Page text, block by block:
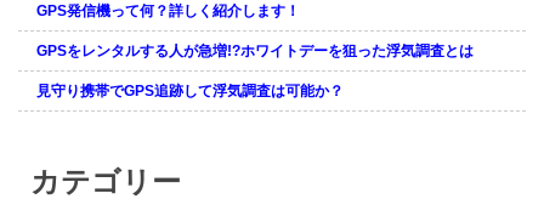
GPS発信機って何？詳しく紹介します！
GPSをレンタルする人が急増!?ホワイトデーを狙った浮気調査とは
見守り携帯でGPS追跡して浮気調査は可能か？
カテゴリー